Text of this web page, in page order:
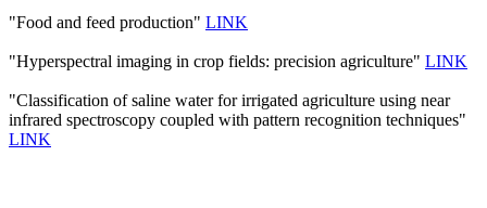
"Food and feed production" LINK
"Hyperspectral imaging in crop fields: precision agriculture" LINK
"Classification of saline water for irrigated agriculture using near
infrared spectroscopy coupled with pattern recognition techniques"
LINK